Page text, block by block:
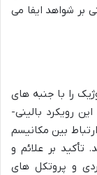
بر شواهد ایفا می
را با جنبه های
رویکرد بالینی-
بین مکانیسم
تأکید بر علائم و
و پروتکل های